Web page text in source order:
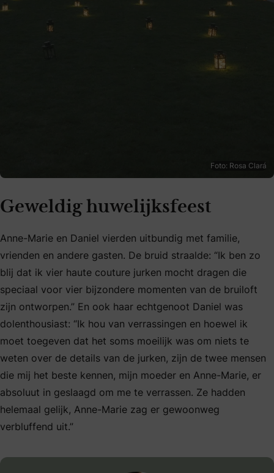
Foto: Rosa Clará
Geweldig huwelijksfeest
Anne-Marie en Daniel vierden uitbundig met familie,
vrienden en andere gasten. De bruid straalde: “Ik ben zo
blij dat ik vier haute couture jurken mocht dragen die
speciaal voor vier bijzondere momenten van de bruiloft
zijn ontworpen.” En ook haar echtgenoot Daniel was
dolenthousiast: “Ik hou van verrassingen en hoewel ik
moet toegeven dat het soms moeilijk was om niets te
weten over de details van de jurken, zijn de twee mensen
die mij het beste kennen, mijn moeder en Anne-Marie, er
absoluut in geslaagd om me te verrassen. Ze hadden
helemaal gelijk, Anne-Marie zag er gewoonweg
verbluffend uit.”